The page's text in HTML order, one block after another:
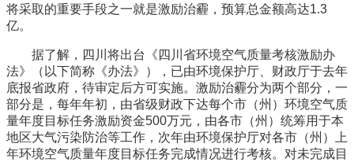
将采取的重要手段之一就是激励治霾，预算总金额高达1.3
亿。
据了解，四川将出台《四川省环境空气质量考核激励办
法》（以下简称《办法》），已由环境保护厅、财政厅于去年
底报省政府，待审定后方可实施。激励治霾分为两个部分，一
部分是，每年年初，由省级财政下达每个市（州）环境空气质
量年度目标任务激励资金500万元，由各市（州）统筹用于本
地区大气污染防治等工作，次年由环境保护厅对各市（州）上
年环境空气质量年度目标任务完成情况进行考核。对未完成目